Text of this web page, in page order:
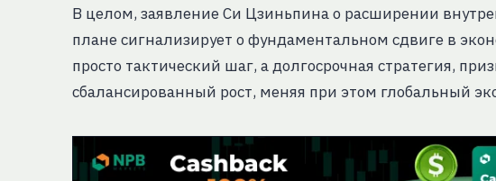
В целом, заявление Си Цзиньпина о расширении
плане сигнализирует о фундаментальном сдвиге в
просто тактический шаг, а долгосрочная стратегия,
сбалансированный рост, меняя при этом глобальный